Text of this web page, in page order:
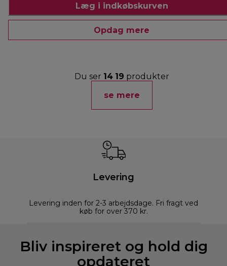
Læg i indkøbskurven
Opdag mere
Du ser 14 19 produkter
se mere
Levering
Levering inden for 2-3 arbejdsdage. Fri fragt ved
køb for over 370 kr.
Bliv inspireret og hold dig
opdateret